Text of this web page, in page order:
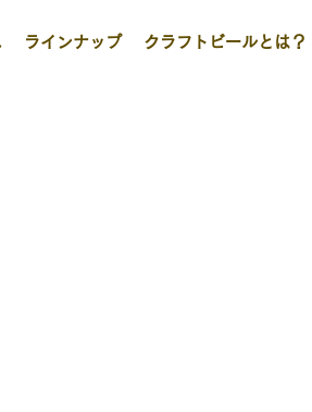
ラインナップ クラフトビールとは？